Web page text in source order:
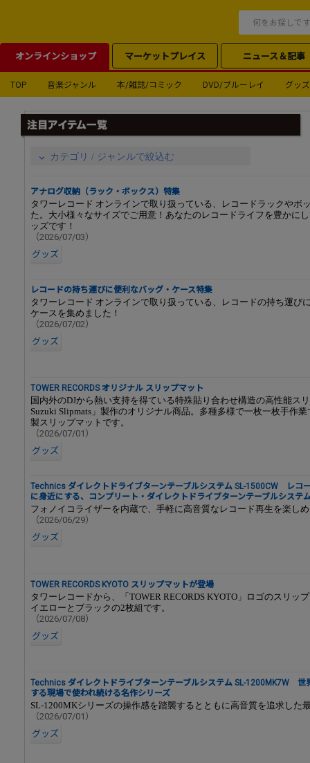
オンラインショップ マーケットプレイス ニュース＆記事
TOP 音楽ジャンル 本/雑誌/コミック DVD/ブルーレイ グッズ
カテゴリ / ジャンルで絞込む
アナログ収納（ラック・ボックス）特集
タワーレコード オンラインで取り扱っている、レコードラックやボ
た。大小様々なサイズでご用意！あなたのレコードライフを豊かに
ッズです！
（2026/07/03）
グッズ
レコードの持ち運びに便利なバッグ・ケース特集
タワーレコード オンラインで取り扱っている、レコードの持ち運び
ケースを集めました！
（2026/07/02）
グッズ
TOWER RECORDS オリジナル スリップマット
国内外のDJから熱い支持を得ている特殊貼り合わせ構造の高性能ス
Suzuki Slipmats」製作のオリジナル商品。多種多様で一枚一枚手作
製スリップマットです。
（2026/07/01）
グッズ
Technics ダイレクトドライブターンテーブルシステム SL-1500CW レコ
に身近にする、コンプリート・ダイレクトドライブターンテーブルシステ
フォノイコライザーを内蔵で、手軽に高音質なレコード再生を楽し
（2026/06/29）
グッズ
TOWER RECORDS KYOTO スリップマットが登場
タワーレコードから、「TOWER RECORDS KYOTO」ロゴのスリッ
イエローとブラックの2枚組です。
（2026/07/08）
グッズ
Technics ダイレクトドライブターンテーブルシステム SL-1200MK7W 世
する現場で使われ続ける名作シリーズ
SL-1200MKシリーズの操作感を踏襲するとともに高音質を追求した
（2026/07/01）
グッズ